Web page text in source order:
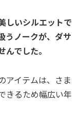
しいシルエットで
うノークが、ダサ
でした。
アイテムは、さま
きるため幅広い年